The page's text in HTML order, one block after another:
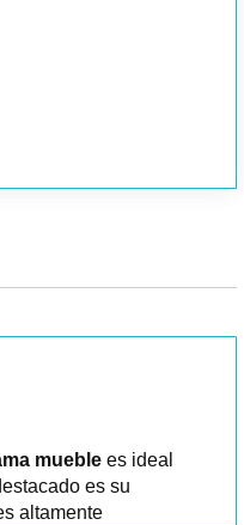
mueble es ideal
es su
altamente